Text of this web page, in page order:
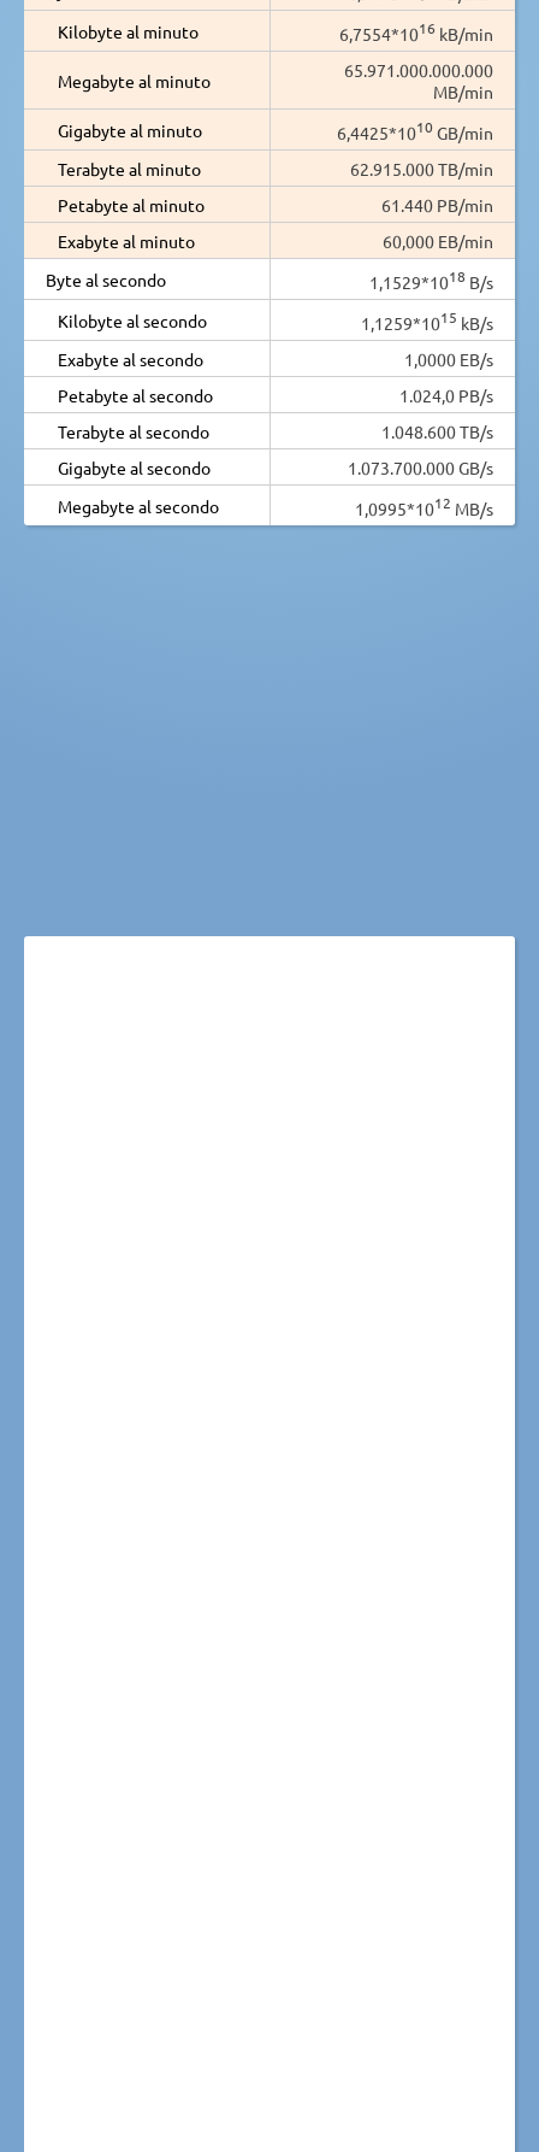
Kilobyte al minuto
6,7554*1016 kB/min
Megabyte al minuto
65.971.000.000.000
MB/min
Gigabyte al minuto
6,4425*1010 GB/min
Terabyte al minuto
62.915.000 TB/min
Petabyte al minuto
61.440 PB/min
Exabyte al minuto
60,000 EB/min
Byte al secondo
1,1529*1018 B/s
Kilobyte al secondo
1,1259*1015 kB/s
Exabyte al secondo
1,0000 EB/s
Petabyte al secondo
1.024,0 PB/s
Terabyte al secondo
1.048.600 TB/s
Gigabyte al secondo
1.073.700.000 GB/s
Megabyte al secondo
1,0995*1012 MB/s